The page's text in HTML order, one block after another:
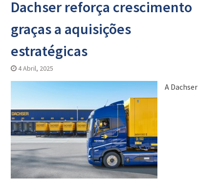
Dachser reforça crescimento
graças a aquisições
estratégicas
4 Abril, 2025
A Dachser